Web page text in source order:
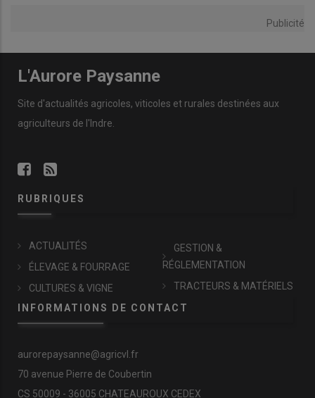
Publicité
L'Aurore Paysanne
Site d'actualités agricoles, viticoles et rurales destinées aux
agriculteurs de l'Indre.
RUBRIQUES
ACTUALITÉS
ÉLEVAGE & FOURRAGE
CULTURES & VIGNE
GESTION &
RÉGLEMENTATION
TRACTEURS & MATÉRIELS
INFORMATIONS DE CONTACT
aurorepaysanne@agricvl.fr
70 avenue Pierre de Coubertin
CS 50009 - 36005 CHATEAUROUX CEDEX